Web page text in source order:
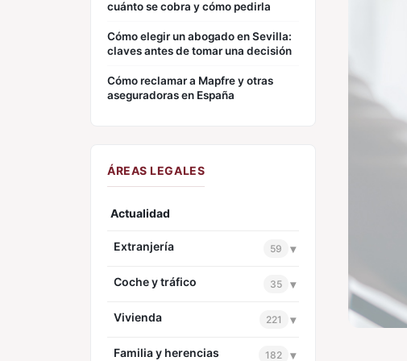
cuánto se cobra y cómo pedirla
Cómo elegir un abogado en Sevilla:
claves antes de tomar una decisión
Cómo reclamar a Mapfre y otras
aseguradoras en España
ÁREAS LEGALES
Actualidad
Extranjería 59 ▾
Coche y tráfico 35 ▾
Vivienda 221 ▾
Familia y herencias 182 ▾